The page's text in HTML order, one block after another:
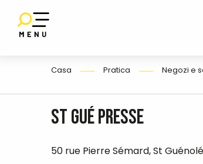
contenu
Casa Pratica Negozi e
St Gué Presse
50 rue Pierre Sémard, St